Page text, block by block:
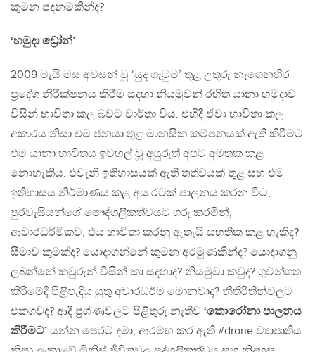
කුමන පදනමකින්ද?
‘හමුදා ඩ්‍රෝන්’
2009 මැයි මස අවසන් වූ ‘යුද ගැටුම’ තුළ උතුරු නැගෙනහිර
ප්‍රදේශ නිරීක්ෂනය කිරීම සදහා නියමුවන් රහිත යානා හමුදාව
විසින් භාවිතා කල බවට වාර්තා විය. එහිදී ඒවා භාවිතා කල
අකාරය නිසා එම ජනයා තුළ මානසික කම්පනයක් ඇති කිරීමට
එම යානා භාවිතය ඉවහල් වූ අයුරුත් අපට අමතක කළ
නොහැකිය. එවැනි ඉතිහාසයක් ඇති තත්වයක් තුළ සහ එම
ඉතිහාසය නිර්මාණය කළ අය රටක් පාලනය කරන විට,
පුරවැසියන්ගේ පෞද්ගලිකත්වයට ගරු කරමින්,
ආචාරධර්මිකව, එය භාවිතා කරනු ඇතැයි සහතික කළ හැකිද?
සීමාව කුමක්ද? යොදාගන්නේ කුමන අරමුණකින්ද? යොදාගනු
ලබන්නේ කවුරුන් විසින් කා සදහාද? නියමුවා කවුද? ගුවන්ගත
කිරිමේදී පිළිපැදිය යුතු අචාරධර්ම මොනවාද? නීතිරිතින්වලට
එකගවද? ආදී ප්‍රශ්ණවලට පිළිතුරු නැතිව ‘කොරෝනා පාලනය
කිරීමට’ යන්න පෙරට දමා, ආරම්භ කර ඇති #drone ව්‍යාපෘතිය